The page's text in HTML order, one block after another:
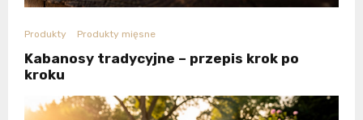
Produkty Produkty mięsne
Kabanosy tradycyjne – przepis krok po
kroku